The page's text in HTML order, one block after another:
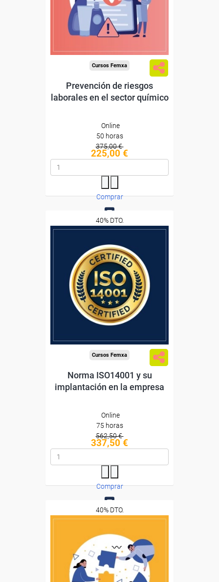
Diploma
Compra segura
Cursos Femxa
Prevención de riesgos
laborales en el sector químico
Online
50 horas
375,00 €
225,00 €
Comprar
0
40% DTO.
Descuentos especiales
Sin requisitos de acceso
Diploma
Compra segura
Cursos Femxa
Norma ISO14001 y su
implantación en la empresa
Online
75 horas
562,50 €
337,50 €
Comprar
0
40% DTO.
Descuentos especiales
Sin requisitos de acceso